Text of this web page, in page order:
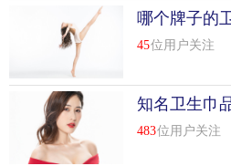
哪个牌子的
45位用户关注
知名卫生巾
483位用户关注